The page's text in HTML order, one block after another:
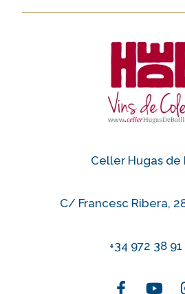
Celler Hugas de
C/ Francesc Ribera,
+34 972 38